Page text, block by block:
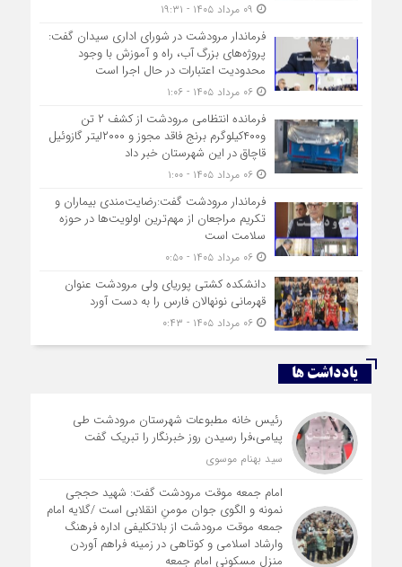
فرماندار مرودشت در شورای اداری سیدان گفت:
پروژه‌های بزرگ آب، راه و آموزش با وجود
محدودیت اعتبارات در حال اجرا است
۰۶ مرداد ۱۴۰۵ - ۱:۰۶
فرمانده انتظامي مرودشت از کشف ۲ تن
و۴۰۰کیلوگرم برنج فاقد مجوز و ۲۰۰۰لیتر گازوئیل
قاچاق در اين شهرستان خبر داد
۰۶ مرداد ۱۴۰۵ - ۱:۰۰
فرماندار مرودشت گفت:رضایت‌مندی بیماران و
تکریم مراجعان از مهم‌ترین اولویت‌ها در حوزه
سلامت است
۰۶ مرداد ۱۴۰۵ - ۰:۵۰
دانشکده کشتی پوریای ولی مرودشت عنوان
قهرمانی نونهالان فارس را به دست آورد
۰۶ مرداد ۱۴۰۵ - ۰:۴۳
یادداشت ها
رئیس خانه مطبوعات شهرستان مرودشت طی
پیامی،فرا رسیدن روز خبرنگار را تبریک گفت
سید بهنام موسوی
امام جمعه موقت مرودشت گفت: شهید حججی
نمونه و الگوی جوان مومنِ انقلابی است /گلایه امام
جمعه موقت مرودشت از بلاتکلیفی اداره فرهنگ
وارشاد اسلامی و کوتاهی در زمینه فراهم آوردن
منزل مسکونی امام جمعه